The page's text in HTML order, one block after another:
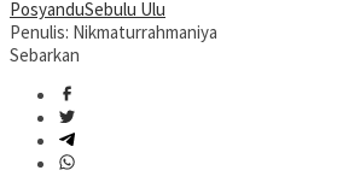
PosyanduSebulu Ulu
Penulis: Nikmaturrahmaniya
Sebarkan